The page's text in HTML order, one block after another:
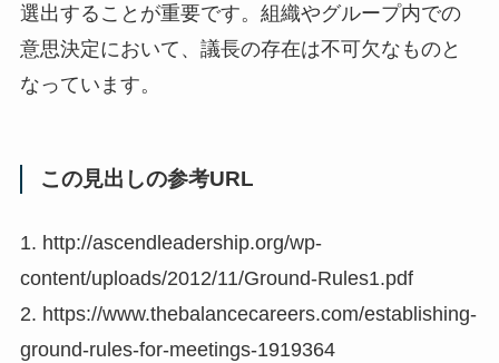
選出することが重要です。組織やグループ内での
意思決定において、議長の存在は不可欠なものと
なっています。
この見出しの参考URL
1. http://ascendleadership.org/wp-
content/uploads/2012/11/Ground-Rules1.pdf
2. https://www.thebalancecareers.com/establishing-
ground-rules-for-meetings-1919364